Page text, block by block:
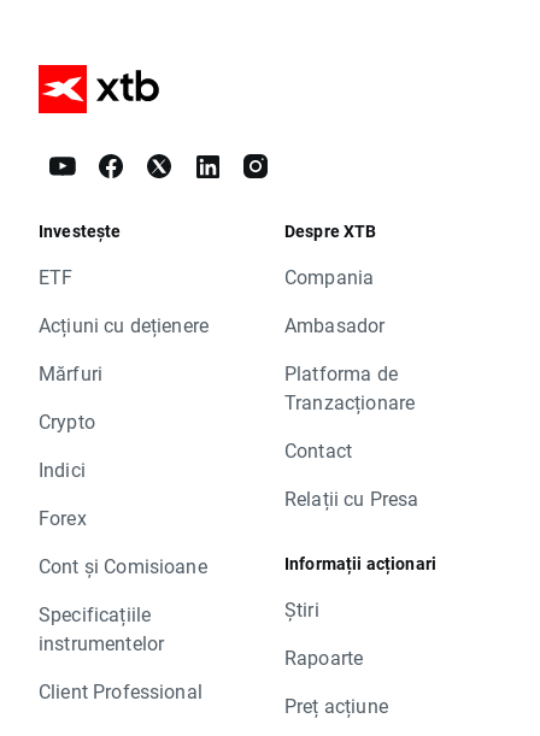
Investește
ETF
Acțiuni cu dețienere
Mărfuri
Crypto
Indici
Forex
Cont și Comisioane
Specificațiile
instrumentelor
Client Professional
Despre XTB
Compania
Ambasador
Platforma de
Tranzacționare
Contact
Relații cu Presa
Informații acționari
Știri
Rapoarte
Preț acțiune